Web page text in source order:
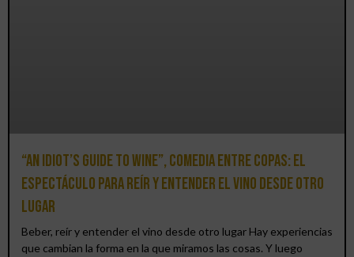
“An Idiot’s Guide to Wine”, comedia entre copas: el
espectáculo para reír y entender el vino desde otro
lugar
Beber, reír y entender el vino desde otro lugar Hay experiencias
que cambian la forma en la que miramos las cosas. Y luego